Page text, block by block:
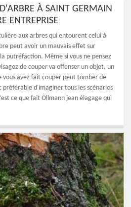
À SAINT GERMAIN
ENTREPRISE
aux arbres qui entourent celui à
peut avoir un mauvais effet sur
putréfaction. Même si vous ne pensez
de couper va offenser un objet, un
avez fait couper peut tomber de
préférable d'imaginer tous les scénarios
ce que fait Ollmann jean élagage qui